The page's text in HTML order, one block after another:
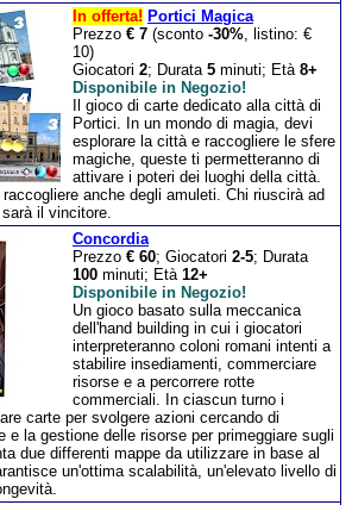
In offerta! Portici Magica
Prezzo € 7 (sconto -30%, listino: €
10)
Giocatori 2; Durata 5 minuti; Età 8+
Disponibile in Negozio!
Il gioco di carte dedicato alla città di
Portici. In un mondo di magia, devi
esplorare la città e raccogliere le sfere
magiche, queste ti permetteranno di
attivare i poteri dei luoghi della città.
anche degli amuleti. Chi riuscirà ad
il vincitore.
Concordia
Prezzo € 60; Giocatori 2-5; Durata
100 minuti; Età 12+
Disponibile in Negozio!
Un gioco basato sulla meccanica
dell'hand building in cui i giocatori
interpreteranno coloni romani intenti a
stabilire insediamenti, commerciare
risorse e a percorrere rotte
commerciali. In ciascun turno i
carte per svolgere azioni cercando di
e la gestione delle risorse per primeggiare sugli
due differenti mappe da utilizzare in base al
un'ottima scalabilità, un'elevato livello di